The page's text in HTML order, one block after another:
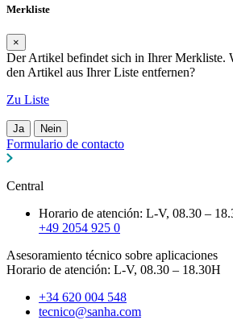
Merkliste
×
Der Artikel befindet sich in Ihrer Merkliste.
den Artikel aus Ihrer Liste entfernen?
Zu Liste
Ja Nein
Formulario de contacto
Central
Horario de atención: L-V, 08.30 –
+49 2054 925 0
Asesoramiento técnico sobre aplicaciones
Horario de atención: L-V, 08.30 – 18.30H
+34 620 004 548
tecnico@sanha.com